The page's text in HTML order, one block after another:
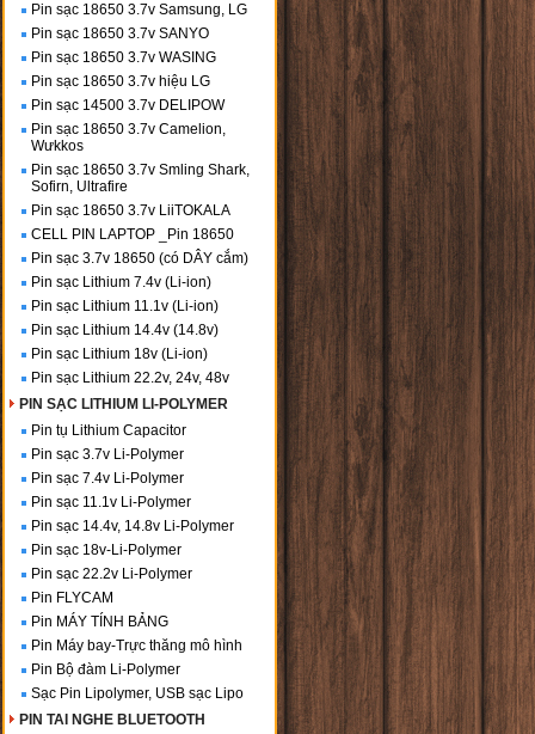
Pin sạc 18650 3.7v Samsung, LG
Pin sạc 18650 3.7v SANYO
Pin sạc 18650 3.7v WASING
Pin sạc 18650 3.7v hiệu LG
Pin sạc 14500 3.7v DELIPOW
Pin sạc 18650 3.7v Camelion,
Wưkkos
Pin sạc 18650 3.7v Smling Shark,
Sofirn, Ultrafire
Pin sạc 18650 3.7v LiiTOKALA
CELL PIN LAPTOP _Pin 18650
Pin sạc 3.7v 18650 (có DÂY cắm)
Pin sạc Lithium 7.4v (Li-ion)
Pin sạc Lithium 11.1v (Li-ion)
Pin sạc Lithium 14.4v (14.8v)
Pin sạc Lithium 18v (Li-ion)
Pin sạc Lithium 22.2v, 24v, 48v
PIN SẠC LITHIUM LI-POLYMER
Pin tụ Lithium Capacitor
Pin sạc 3.7v Li-Polymer
Pin sạc 7.4v Li-Polymer
Pin sạc 11.1v Li-Polymer
Pin sạc 14.4v, 14.8v Li-Polymer
Pin sạc 18v-Li-Polymer
Pin sạc 22.2v Li-Polymer
Pin FLYCAM
Pin MÁY TÍNH BẢNG
Pin Máy bay-Trực thăng mô hình
Pin Bộ đàm Li-Polymer
Sạc Pin Lipolymer, USB sạc Lipo
PIN TAI NGHE BLUETOOTH